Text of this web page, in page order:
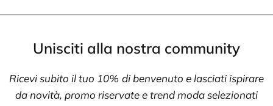
Unisciti alla nostra community
Ricevi subito il tuo 10% di benvenuto e lasciati ispirare
da novità, promo riservate e trend moda selezionati